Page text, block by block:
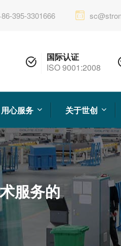
395-3301666
国际认证
ISO 9001:2008
用心服务 关于世创
服务的